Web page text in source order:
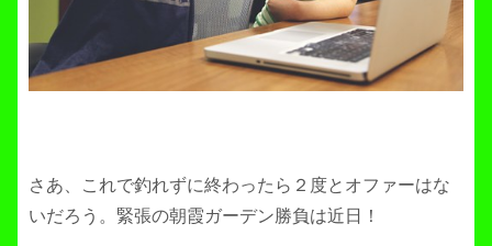
さあ、これで釣れずに終わったら２度とオファーはな
いだろう。緊張の朝霞ガーデン勝負は近日！